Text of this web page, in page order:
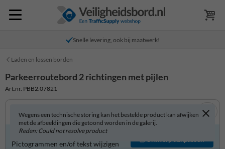
Snelle levering, ook bij maatwerk!
Laden en lossen borden
Parkeerroutebord 2 richtingen met pijlen
Art.nr. PBB2.07821
Wegens een technische storing kan het bestelde product kan afwijken
met de afbeeldingen die getoond worden in de galerij.
Reden: Could not resolve product
Parkeerroutebord zelf aanpassen?
Pictogrammen en/of tekst wijzigen
Ontwerp aanpassen